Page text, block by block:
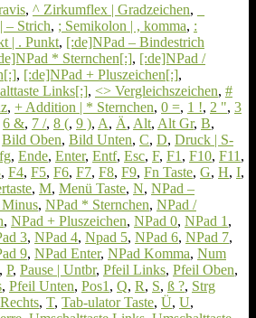
, ^ Zirkumflex | Gradzeichen,
– Strich, ; Semikolon | , komma, :
| . Punkt, [:de]NPad – Bindestrich
* Sternchen[:], [:de]NPad /
, [:de]NPad + Pluszeichen[:],
Links[:], <> Vergleichszeichen, #
, + Addition | * Sternchen, 0 =, 1 !, 2 ", 3
6 &, 7 /, 8 (, 9 ), A, Ä, Alt, Alt Gr, B,
Bild Oben, Bild Unten, C, D, Druck | S-
, Ende, Enter, Entf, Esc, F, F1 , F10, F11 ,
, F4, F5, F6, F7, F8, F9, Fn Taste, G, H, I,
, M, Menü Taste, N, NPad –
, NPad * Sternchen, NPad /
, NPad + Pluszeichen, NPad 0, NPad 1 ,
3, NPad 4, Npad 5, NPad 6, NPad 7,
9, NPad Enter, NPad Komma, Num
, P, Pause | Untbr, Pfeil Links, Pfeil Oben,
, Pfeil Unten, Pos1 , Q, R, S, ß ?, Strg
, T, Tab-ulator Taste, Ü, U,